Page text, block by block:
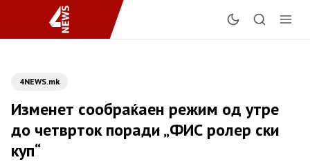
4NEWS.mk
Изменет сообраќаен режим од утре
до четврток поради „ФИС ролер ски
куп“